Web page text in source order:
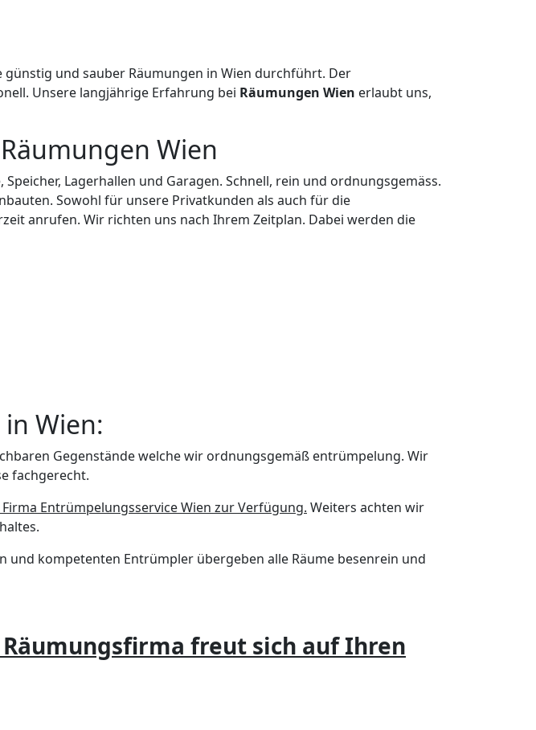
und sauber Räumungen in Wien durchführt. Der
Unsere langjährige Erfahrung bei Räumungen Wien erlaubt uns,
Wien
Lagerhallen und Garagen. Schnell, rein und ordnungsgemäss.
Sowohl für unsere Privatkunden als auch für die
anrufen. Wir richten uns nach Ihrem Zeitplan. Dabei werden die
Wien:
Gegenstände welche wir ordnungsgemäß entrümpelung. Wir
fachgerecht.
Entrümpelungsservice Wien zur Verfügung. Weiters achten wir
und kompetenten Entrümpler übergeben alle Räume besenrein und
freut sich auf Ihren